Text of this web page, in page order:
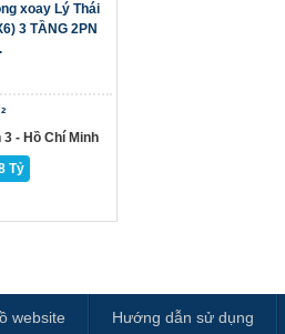
xoay Lý Thái
3 TẦNG 2PN
3 - Hồ Chí Minh
Tỷ
website Hướng dẫn sử dụng